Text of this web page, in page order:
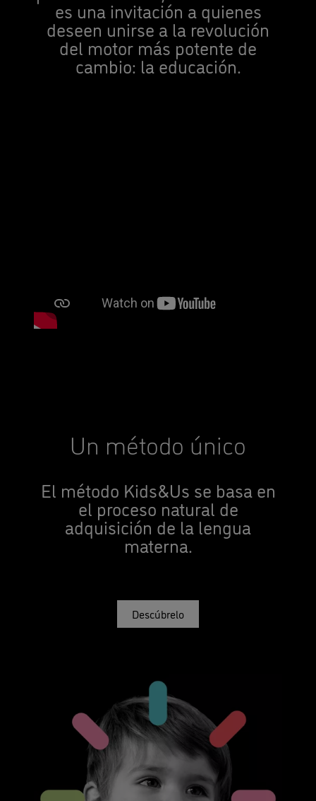
es una invitación a quienes
deseen unirse a la revolución
del motor más potente de
cambio: la educación.
Un método único
El método Kids&Us se basa en
el proceso natural de
adquisición de la lengua
materna.
Descúbrelo